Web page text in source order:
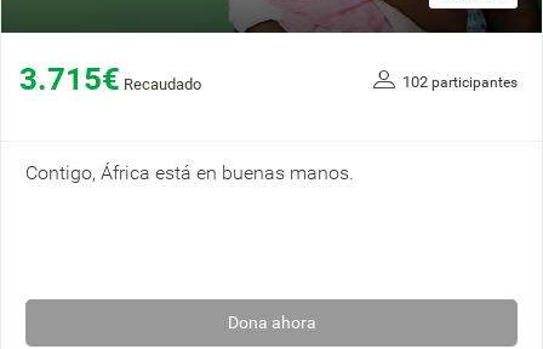
3.715€ Recaudado 102 participantes
Contigo, África está en buenas manos.
Dona ahora